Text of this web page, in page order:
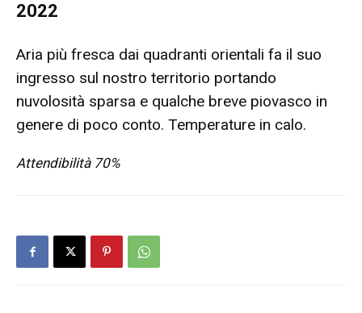
2022
Aria più fresca dai quadranti orientali fa il suo
ingresso sul nostro territorio portando
nuvolosità sparsa e qualche breve piovasco in
genere di poco conto. Temperature in calo.
Attendibilità 70%